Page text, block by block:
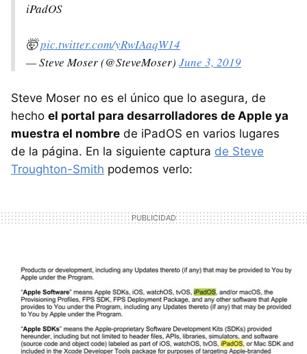
iPadOS
🤯pic.twitter.com/yRwIAaqW14
— Steve Moser (@SteveMoser) June 3, 2019
Steve Moser no es el único que lo asegura, de
hecho el portal para desarrolladores de Apple ya
muestra el nombre de iPadOS en varios lugares
de la página. En la siguiente captura de Steve
Troughton-Smith podemos verlo: